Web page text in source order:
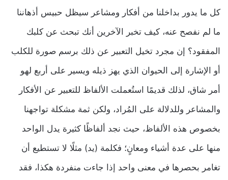
كل ما يدور بداخلنا من أفكار ومشاعر سيظل حبيس أذهاننا
ما لم نفصح عنه، كيف تخبر الآخرين أنك تبحث عن كلبك
المفقود؟ إن مجرد تخيل التعبير عن ذلك برسم صورة للكلب
أو الإشارة إلى الحيوان الذي يهز ذيله ويسير على أربع لهو
أمر شاق، لذلك قديمًا استُعملت الألفاظ للتعبير عن الأفكار
والمشاعر وللدلالة على المُراد، ولكن ثمة مشكلة تواجهنا
بخصوص هذه الألفاظ، حيث نجد ألفاظًا كثيرة يدل الواحد
منها على عدة أشياء ومعانٍ؛ فكلمة (يد) مثلًا لا تستطيع أن
تغامر بحصرها في معنى واحد إذا جاءت منفردة هكذا، فقد